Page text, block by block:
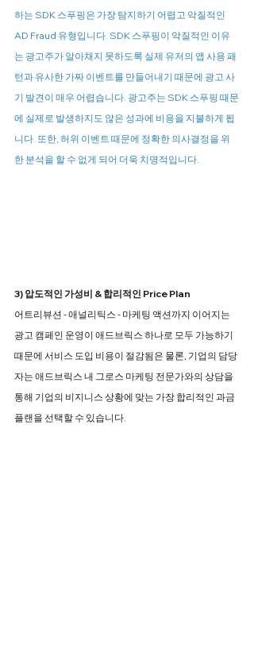
하는 SDK 스푸핑은 가장 탐지하기 어렵고 악질적인
AD Fraud 유형입니다. SDK 스푸핑이 악질적인 이유
는 광고주가 알아채지 못하도록 실제 유저의 앱 사용 패
턴과 유사한 가짜 이벤트를 만들어내기 때문에 광고 사
기 발견이 매우 어렵습니다. 광고주는 SDK 스푸핑 때문
에 실제로 발생하지도 않은 성과에 비용을 지불하게 됩
니다. 또한, 허위 이벤트 때문에 정확한 의사결정을 위
한 분석을 할 수 없게 되어 더욱 치명적입니다.
3) 압도적인 가성비 & 합리적인 Price Plan
어트리뷰션 - 애널리틱스 - 마케팅 액션까지 이어지는
광고 캠페인 운영이 애드브릭스 하나로 모두 가능하기
때문에 서비스 도입 비용이 절감됨은 물론, 기업의 담당
자는 애드브릭스 내 그로스 마케팅 전문가와의 상담을
통해 기업의 비지니스 상황에 맞는 가장 합리적인 과금
플랜을 선택할 수 있습니다.